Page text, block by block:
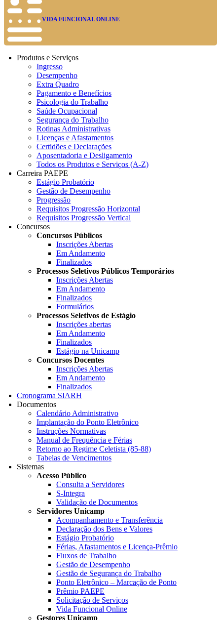
VIDA FUNCIONAL ONLINE
Produtos e Serviços
Ingresso
Desempenho
Extra Quadro
Pagamento e Benefícios
Psicologia do Trabalho
Saúde Ocupacional
Segurança do Trabalho
Rotinas Administrativas
Licenças e Afastamentos
Certidões e Declarações
Aposentadoria e Desligamento
Todos os Produtos e Serviços (A-Z)
Carreira PAEPE
Estágio Probatório
Gestão de Desempenho
Progressão
Requisitos Progressão Horizontal
Requisitos Progressão Vertical
Concursos
Concursos Públicos
Inscrições Abertas
Em Andamento
Finalizados
Processos Seletivos Públicos Temporários
Inscrições Abertas
Em Andamento
Finalizados
Formulários
Processos Seletivos de Estágio
Inscrições abertas
Em Andamento
Finalizados
Estágio na Unicamp
Concursos Docentes
Inscrições Abertas
Em Andamento
Finalizados
Cronograma SIARH
Documentos
Calendário Administrativo
Implantação do Ponto Eletrônico
Instruções Normativas
Manual de Frequência e Férias
Retorno ao Regime Celetista (85-88)
Tabelas de Vencimentos
Sistemas
Acesso Público
Consulta a Servidores
S-Integra
Validação de Documentos
Servidores Unicamp
Acompanhamento e Transferência
Declaração dos Bens e Valores
Estágio Probatório
Férias, Afastamentos e Licença-Prêmio
Fluxos de Trabalho
Gestão de Desempenho
Gestão de Segurança do Trabalho
Ponto Eletrônico – Marcação de Ponto
Prêmio PAEPE
Solicitação de Serviços
Vida Funcional Online
Gestores Unicamp